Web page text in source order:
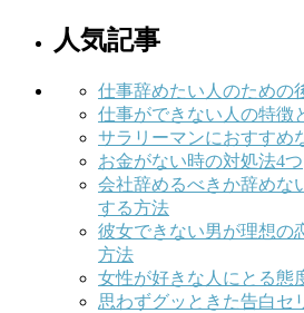
人気記事
仕事辞めたい人のための
仕事ができない人の特徴
サラリーマンにおすすめ
お金がない時の対処法4つ
会社辞めるべきか辞めな
する方法
彼女できない男が理想の
方法
女性が好きな人にとる態
思わずグッときた告白セ